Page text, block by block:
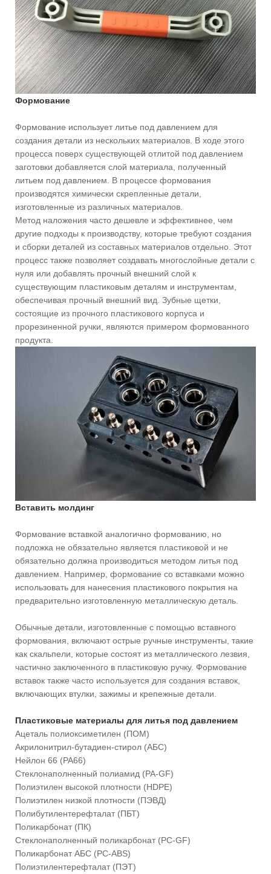
Формование
Формование использует литье под давлением для
создания детали из нескольких материалов. В ходе этого
процесса поверх существующей отлитой под давлением
заготовки добавляется слой материала, полученный
литьем под давлением. В процессе формования
производятся химически скрепленные детали,
изготовленные из различных материалов.
Метод наложения часто дешевле и эффективнее, чем
другие подходы к производству, которые требуют создания
и сборки деталей из составных материалов отдельно. Этот
процесс также позволяет создавать многослойные детали с
нуля или добавлять прочный внешний слой к
существующим пластиковым деталям и инструментам,
обеспечивая прочный внешний вид. Зубные щетки,
состоящие из прочного пластикового корпуса и
прорезиненной ручки, являются примером формованного
продукта.
Вставить молдинг
Формование вставкой аналогично формованию, но
подложка не обязательно является пластиковой и не
обязательно должна производиться методом литья под
давлением. Например, формование со вставками можно
использовать для нанесения пластикового покрытия на
предварительно изготовленную металлическую деталь.
Обычные детали, изготовленные с помощью вставного
формования, включают острые ручные инструменты, такие
как скальпели, которые состоят из металлического лезвия,
частично заключенного в пластиковую ручку. Формование
вставок также часто используется для создания вставок,
включающих втулки, зажимы и крепежные детали.
Пластиковые материалы для литья под давлением
Ацеталь полиоксиметилен (ПОМ)
Акрилонитрил-бутадиен-стирол (АБС)
Нейлон 66 (PA66)
Стеклонаполненный полиамид (PA-GF)
Полиэтилен высокой плотности (HDPE)
Полиэтилен низкой плотности (ПЭВД)
Полибутилентерефталат (ПБТ)
Поликарбонат (ПК)
Стеклонаполненный поликарбонат (PC-GF)
Поликарбонат АБС (PC-ABS)
Полиэтилентерефталат (ПЭТ)